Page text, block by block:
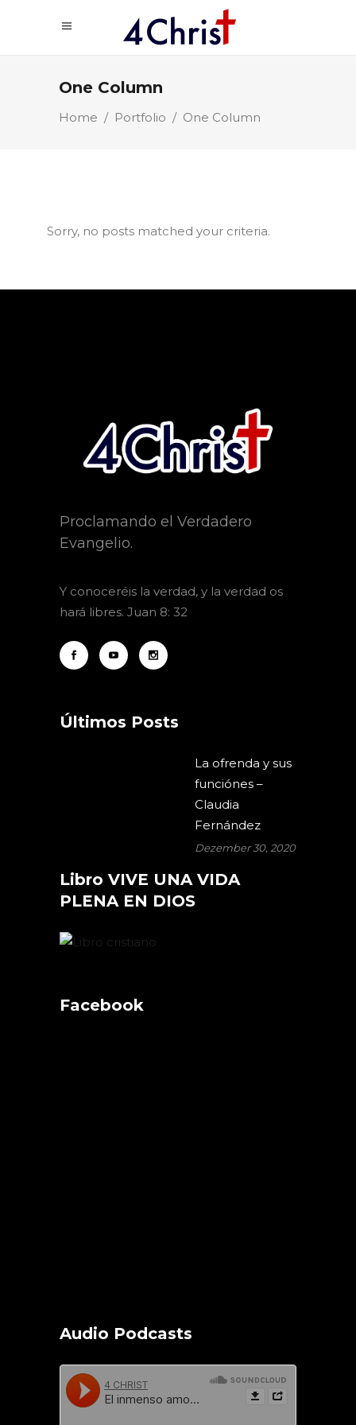
One Column
Home / Portfolio / One Column
Sorry, no posts matched your criteria.
Proclamando el Verdadero
Evangelio.
Y conoceréis la verdad, y la verdad os
hará libres. Juan 8: 32
Últimos Posts
La ofrenda y sus
funciónes –
Claudia
Fernández
Dezember 30, 2020
Libro VIVE UNA VIDA
PLENA EN DIOS
Facebook
Audio Podcasts